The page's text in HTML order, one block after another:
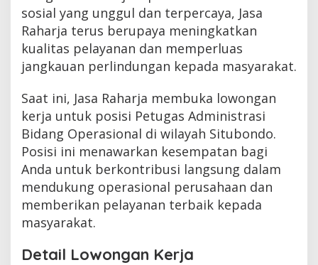
sosial yang unggul dan terpercaya, Jasa
Raharja terus berupaya meningkatkan
kualitas pelayanan dan memperluas
jangkauan perlindungan kepada masyarakat.
Saat ini, Jasa Raharja membuka lowongan
kerja untuk posisi Petugas Administrasi
Bidang Operasional di wilayah Situbondo.
Posisi ini menawarkan kesempatan bagi
Anda untuk berkontribusi langsung dalam
mendukung operasional perusahaan dan
memberikan pelayanan terbaik kepada
masyarakat.
Detail Lowongan Kerja